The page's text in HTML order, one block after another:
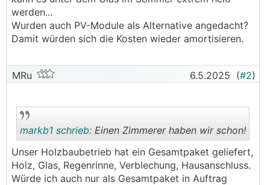
werden...
Wurden auch PV-Module als Alternative angedacht?
Damit würden sich die Kosten wieder amortisieren.
MRu 6.5.2025 (#2)
..
markb1 schrieb: Einen Zimmerer haben wir schon!
Unser Holzbaubetrieb hat ein Gesamtpaket geliefert,
Holz, Glas, Regenrinne, Verblechung, Hausanschluss.
Würde ich auch nur als Gesamtpaket in Auftrag